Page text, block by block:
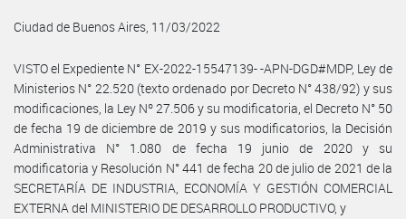
Ciudad de Buenos Aires, 11/03/2022
VISTO el Expediente N° EX-2022-15547139- -APN-DGD#MDP, Ley de
Ministerios N° 22.520 (texto ordenado por Decreto N° 438/92) y sus
modificaciones, la Ley Nº 27.506 y su modificatoria, el Decreto N° 50
de fecha 19 de diciembre de 2019 y sus modificatorios, la Decisión
Administrativa N° 1.080 de fecha 19 junio de 2020 y su
modificatoria y Resolución N° 441 de fecha 20 de julio de 2021 de la
SECRETARÍA DE INDUSTRIA, ECONOMÍA Y GESTIÓN COMERCIAL
EXTERNA del MINISTERIO DE DESARROLLO PRODUCTIVO, y